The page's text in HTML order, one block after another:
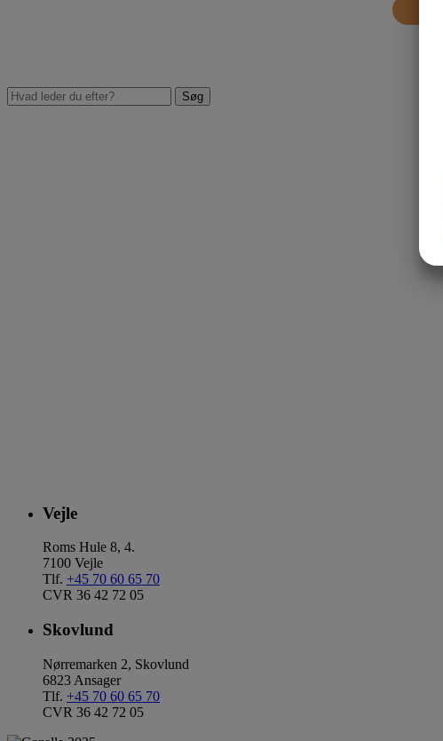
Vejle
Roms Hule 8, 4.
7100 Vejle
Tlf. +45 70 60 65 70
CVR 36 42 72 05
Skovlund
Nørremarken 2, Skovlund
6823 Ansager
Tlf. +45 70 60 65 70
CVR 36 42 72 05